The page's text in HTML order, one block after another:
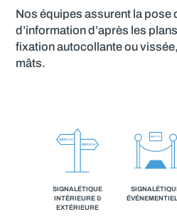
Nos équipes assurent la pose
d’information d’après les
fixation autocollante ou
mâts.
SIGNALÉTIQUE
INTÉRIEURE &
EXTÉRIEURE